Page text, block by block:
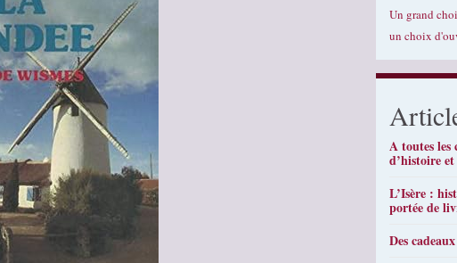
Un grand
un choix
A toutes les
d’histoire
L’Isère :
portée de
Des